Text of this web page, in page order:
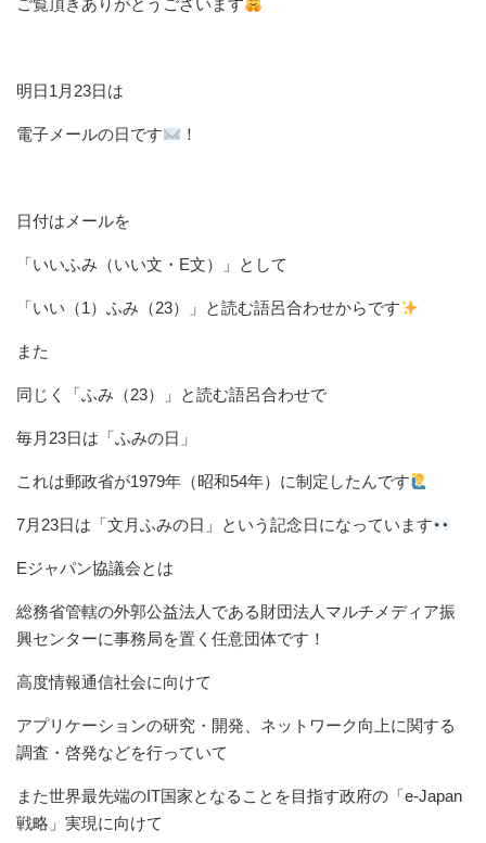
ご覧頂きありがとうございます
明日1月23日は
電子メールの日です ！
日付はメールを
「いいふみ（いい文・E文）」として
「いい（1）ふみ（23）」と読む語呂合わせからです
また
同じく「ふみ（23）」と読む語呂合わせで
毎月23日は「ふみの日」
これは郵政省が1979年（昭和54年）に制定したんです
7月23日は「文月ふみの日」という記念日になっています
Eジャパン協議会とは
総務省管轄の外郭公益法人である財団法人マルチメディア振
興センターに事務局を置く任意団体です！
高度情報通信社会に向けて
アプリケーションの研究・開発、ネットワーク向上に関する
調査・啓発などを行っていて
また世界最先端のIT国家となることを目指す政府の「e-Japan
戦略」実現に向けて